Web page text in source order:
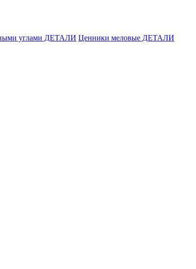
углами ДЕТАЛИ Ценники меловые ДЕТАЛИ